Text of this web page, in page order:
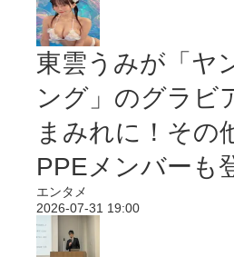
東雲うみが「ヤ
ング」のグラビ
まみれに！その
PPEメンバーも
エンタメ
2026-07-31 19:00